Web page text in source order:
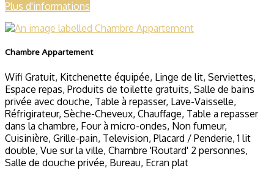
Plus d'informations
Chambre Appartement
Wifi Gratuit, Kitchenette équipée, Linge de lit, Serviettes,
Espace repas, Produits de toilette gratuits, Salle de bains
privée avec douche, Table à repasser, Lave-Vaisselle,
Réfrigirateur, Sèche-Cheveux, Chauffage, Table a repasser
dans la chambre, Four à micro-ondes, Non fumeur,
Cuisinière, Grille-pain, Television, Placard / Penderie,1 lit
double, Vue sur la ville, Chambre 'Routard' 2 personnes,
Salle de douche privée, Bureau, Ecran plat